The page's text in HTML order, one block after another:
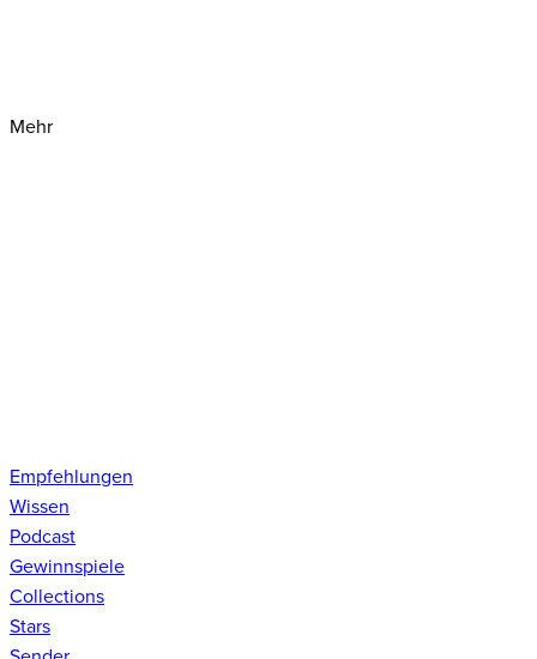
Mehr
Empfehlungen
Wissen
Podcast
Gewinnspiele
Collections
Stars